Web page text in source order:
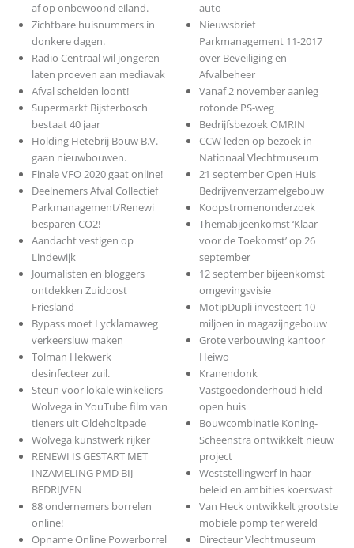
af op onbewoond eiland.
Zichtbare huisnummers in
donkere dagen.
Radio Centraal wil jongeren
laten proeven aan mediavak
Afval scheiden loont!
Supermarkt Bijsterbosch
bestaat 40 jaar
Holding Hetebrij Bouw B.V.
gaan nieuwbouwen.
Finale VFO 2020 gaat online!
Deelnemers Afval Collectief
Parkmanagement/Renewi
besparen CO2!
Aandacht vestigen op
Lindewijk
Journalisten en bloggers
ontdekken Zuidoost
Friesland
Bypass moet Lycklamaweg
verkeersluw maken
Tolman Hekwerk
desinfecteer zuil.
Steun voor lokale winkeliers
Wolvega in YouTube film van
tieners uit Oldeholtpade
Wolvega kunstwerk rijker
RENEWI IS GESTART MET
INZAMELING PMD BIJ
BEDRIJVEN
88 ondernemers borrelen
online!
Opname Online Powerborrel
auto
Nieuwsbrief
Parkmanagement 11-2017
over Beveiliging en
Afvalbeheer
Vanaf 2 november aanleg
rotonde PS-weg
Bedrijfsbezoek OMRIN
CCW leden op bezoek in
Nationaal Vlechtmuseum
21 september Open Huis
Bedrijvenverzamelgebouw
Koopstromenonderzoek
Themabijeenkomst ‘Klaar
voor de Toekomst’ op 26
september
12 september bijeenkomst
omgevingsvisie
MotipDupli investeert 10
miljoen in magazijngebouw
Grote verbouwing kantoor
Heiwo
Kranendonk
Vastgoedonderhoud hield
open huis
Bouwcombinatie Koning-
Scheenstra ontwikkelt nieuw
project
Weststellingwerf in haar
beleid en ambities koersvast
Van Heck ontwikkelt grootste
mobiele pomp ter wereld
Directeur Vlechtmuseum